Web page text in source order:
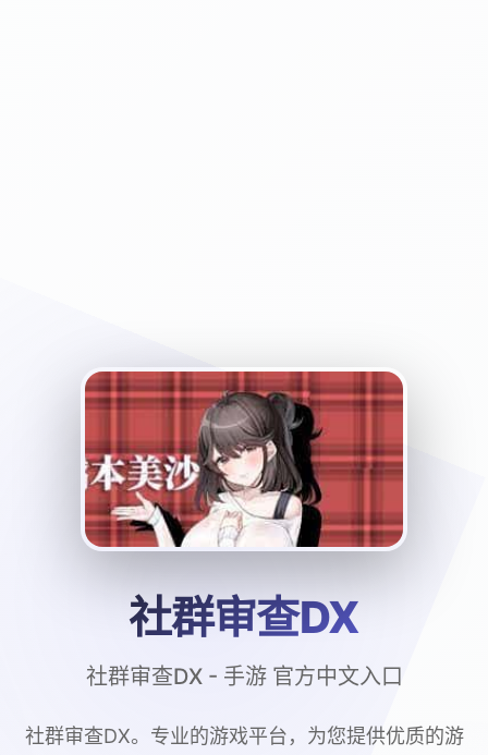
社群审查DX
社群审查DX - 手游 官方中文入口
社群审查DX。专业的游戏平台，为您提供优质的游